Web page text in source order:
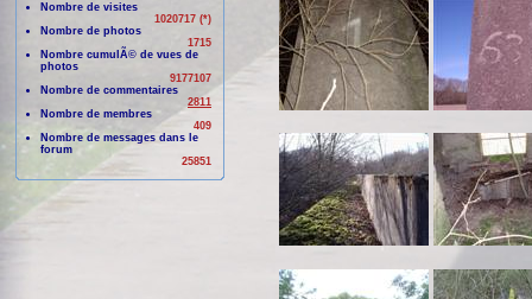
Nombre de visites
1020717 (*)
Nombre de photos
1715
Nombre cumulÃ© de vues de
photos
9177107
Nombre de commentaires
2811
Nombre de membres
409
Nombre de messages dans le
forum
25851